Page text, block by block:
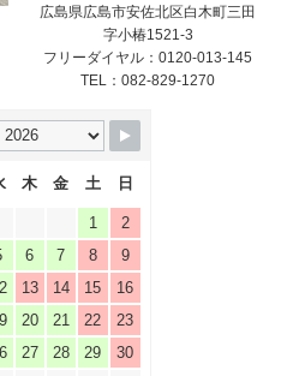
広島県広島市安佐北区白木町三田
字小椿1521-3
フリーダイヤル：0120-013-145
TEL：082-829-1270
木 金 土 日
1
2
6 7 8
9
13 14 15
16
20 21 22
23
27 28 29
30